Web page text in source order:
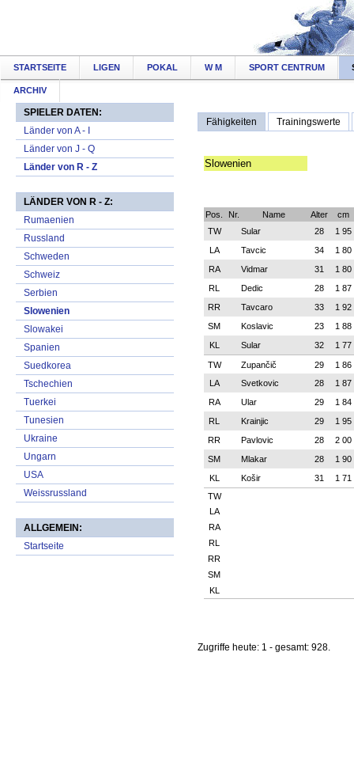
STARTSEITE LIGEN POKAL W M SPORT CENTRUM
ARCHIV
SPIELER DATEN:
Länder von A - I
Länder von J - Q
Länder von R - Z
LÄNDER VON R - Z:
Rumaenien
Russland
Schweden
Schweiz
Serbien
Slowenien
Slowakei
Spanien
Suedkorea
Tschechien
Tuerkei
Tunesien
Ukraine
Ungarn
USA
Weissrussland
ALLGEMEIN:
Startseite
Fähigkeiten Trainingswerte
Zugriffe heute: 1 - gesamt: 928.